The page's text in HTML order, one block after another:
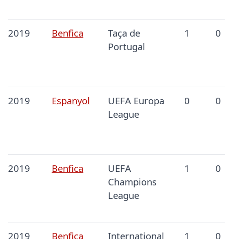
2019 Benfica
Taça de
Portugal
1 0
2019 Espanyol
UEFA Europa
League
0 0
2019 Benfica
UEFA
Champions
League
1 0
2019 Benfica
International
1 0